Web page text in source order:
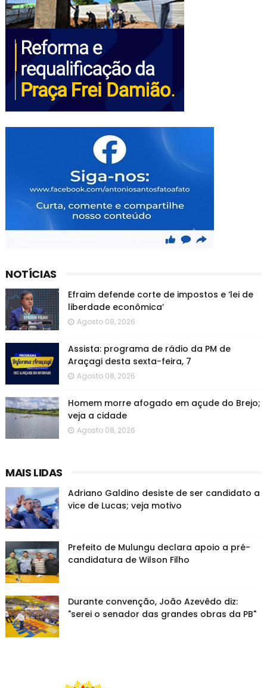
NOTÍCIAS
Efraim defende corte de impostos e ‘lei de
liberdade econômica’
Agosto 08, 2026
Assista: programa de rádio da PM de
Araçagi desta sexta-feira, 7
Agosto 08, 2026
Homem morre afogado em açude do Brejo;
veja a cidade
Agosto 08, 2026
MAIS LIDAS
Adriano Galdino desiste de ser candidato a
vice de Lucas; veja motivo
Prefeito de Mulungu declara apoio a pré-
candidatura de Wilson Filho
Durante convenção, João Azevêdo diz:
"serei o senador das grandes obras da PB"